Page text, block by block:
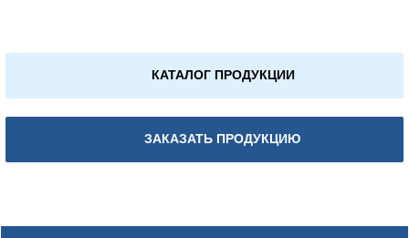
КАТАЛОГ ПРОДУКЦИИ
ЗАКАЗАТЬ ПРОДУКЦИЮ